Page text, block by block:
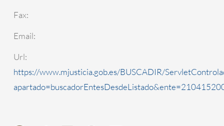
Fax:
Email:
Url:
https://www.mjusticia.gob.es/BUSCADIR/